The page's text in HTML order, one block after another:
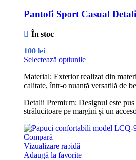
Pantofi Sport Casual
În stoc
100 lei
Selectează opțiunile
Material: Exterior realizat din
calitate, într-o nuanță versatilă de
Detalii Premium: Designul este
strălucitoare pe margini și un
Compară
Vizualizare rapidă
Adaugă la favorite